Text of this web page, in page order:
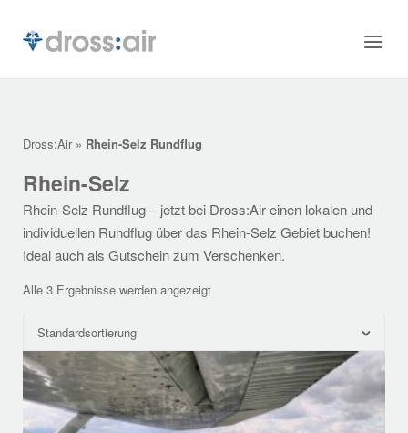
content
Home Menu
Dross:Air» Rhein-Selz Rundflug
Rhein-Selz
Rhein-Selz Rundflug – jetzt bei Dross:Air einen lokalen und
individuellen Rundflug über das Rhein-Selz Gebiet buchen!
Ideal auch als Gutschein zum Verschenken.
Alle 3 Ergebnisse werden angezeigt
Standardsortierung